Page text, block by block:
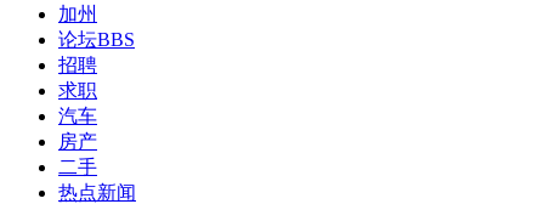
加州
论坛BBS
招聘
求职
汽车
房产
二手
热点新闻